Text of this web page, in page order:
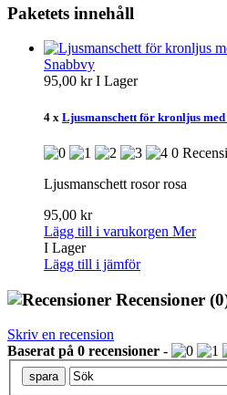
Paketets innehåll
Snabbvy
95,00 krI Lager
4 x Ljusmanschett för kronljus
0
Ljusmanschett rosor rosa
95,00 kr
Lägg till i varukorgen Mer
I Lager
Lägg till i jämför
Recensioner
Skriv en recension
Baserat på 0 recensioner -